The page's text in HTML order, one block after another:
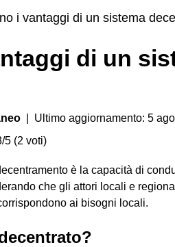
i vantaggi di un sistema
di un
| Ultimo aggiornamento: 5
5 (2 voti)
è la capacità di
che gli attori locali e
ai bisogni locali.